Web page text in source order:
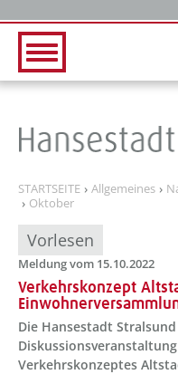
STARTSEITE Allgemeines
Oktober
Vorlesen
Meldung vom 15.10.2022
Verkehrskonzept
Die Hansestadt
Verkehrskonzeptes